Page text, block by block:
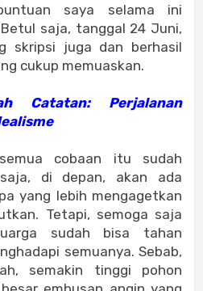
saya selama ini
saja, tanggal 24 Juni,
skripsi juga dan berhasil
cukup memuaskan.
Catatan: Perjalanan
cobaan itu sudah
di depan, akan ada
yang lebih mengagetkan
Tetapi, semoga saja
sudah bisa tahan
semuanya. Sebab,
semakin tinggi pohon